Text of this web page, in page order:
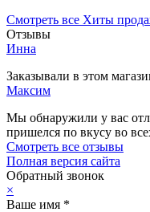
Смотреть все Хиты
Отзывы
Инна
Заказывали в этом
Максим
Мы обнаружили у вас
пришелся по вкусу во
Смотреть все отзывы
Полная версия сайта
Обратный звонок
×
Ваше имя *